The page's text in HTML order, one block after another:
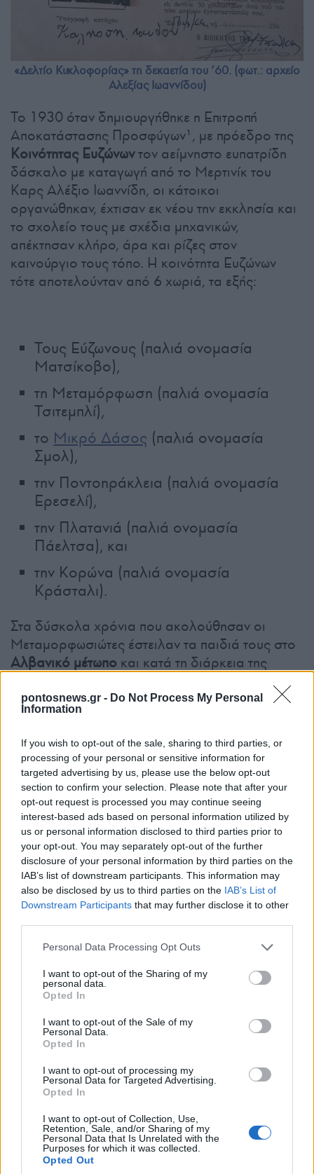
pontosnews.gr - Do Not Process My Personal
Information
If you wish to opt-out of the sale, sharing to third parties, or
processing of your personal or sensitive information for
targeted advertising by us, please use the below opt-out
section to confirm your selection. Please note that after your
opt-out request is processed you may continue seeing
interest-based ads based on personal information utilized by
us or personal information disclosed to third parties prior to
your opt-out. You may separately opt-out of the further
disclosure of your personal information by third parties on the
IAB’s list of downstream participants. This information may
also be disclosed by us to third parties on the IAB’s List of
Downstream Participants that may further disclose it to other
Please note that this website/app uses one or more Google
not limited to your visit or usage behaviour. You may click to
grant or deny consent to Google and its third-party tags to
use your data for below specified purposes in below Google
consent section.
Personal Data Processing Opt Outs
I want to opt-out of the Sharing of my
personal data.
Opted In
I want to opt-out of the Sale of my
Personal Data.
Opted In
I want to opt-out of processing my
Personal Data for Targeted Advertising.
Opted In
I want to opt-out of Collection, Use,
Retention, Sale, and/or Sharing of my
Personal Data that Is Unrelated with the
Purposes for which it was collected.
Opted Out
«Δελτίο Κυκλοφορίας» τη δεκαετία του ’60. (φωτ.: αρχείο
Αλεξίας Ιωαννίδου)
Το 1930 όταν δημιουργήθηκε η Eπιτροπή
Aποκατάστασης Προσφύγων¹, με πρόεδρο της
Κοινότητας Ευζώνωντον αείμνηστο ευπατρίδη
δάσκαλο με καταγωγή από το Μερτινίκ του
Καρς Αλέξιο Ιωαννίδη, οι κάτοικοι
οργανώθηκαν, έχτισαν εκ νέου την εκκλησία και
το σχολείο τους με σχέδια μηχανικών,
απέκτησαν κλήρο, άρα και ρίζες στον
καινούργιο τους τόπο. Η κοινότητα Ευζώνων
τότε αποτελούνταν από 6 χωριά, τα εξής:
Τους Εύζωνους (παλιά ονομασία
Ματσίκοβο),
τη Μεταμόρφωση (παλιά ονομασία
Τσιτεμπλί),
το Μικρό Δάσος (παλιά ονομασία
Σμολ),
την Ποντοηράκλεια (παλιά ονομασία
Ερεσελί),
την Πλατανιά (παλιά ονομασία
Πάελτσα), και
την Κορώνα (παλιά ονομασία
Κράσταλι).
Στα δύσκολα χρόνια που ακολούθησαν οι
Μεταμορφωσιώτες έστειλαν τα παιδιά τους στο
Αλβανικό μέτωπο και κατά τη διάρκεια της
Εθνικής Αντίστασηςέδωσαν τη ζωή τους για την
πατρίδα.
Αδελφάκια από τη
Μεταμόρφωση, δεκαετία ’40
Στον αδελφοκτόνο
κομμάτι της νεολαίας της Μεταμόρφωσης (66
άτομα) ξεκληρίστηκε και ένα άλλο αναγκάστηκε
να φύγει εξόριστο από την πατρίδα. Οικογένειες
διαμελίστηκαν. Σπίτια άδειασαν. Γέροντες
έμειναν χωρίς στήριγμα στα υστερνά τους.
Παιδιά ορφάνεψαν ή μεγάλωσαν χωρίς τη